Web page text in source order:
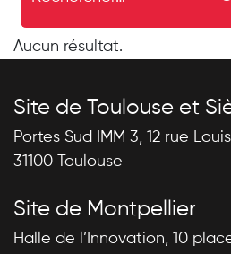
Aucun résultat.
Site de Toulouse et
Portes Sud IMM 3, 12 rue
31100 Toulouse
Site de Montpellier
Halle de l’Innovation, 10